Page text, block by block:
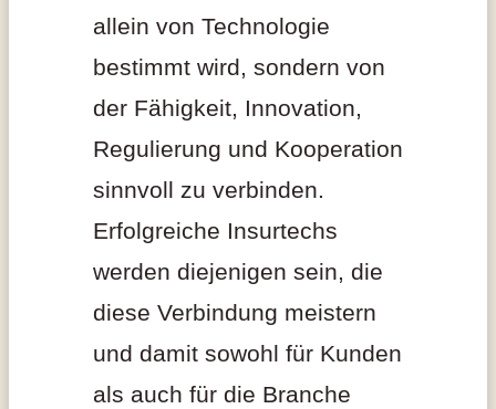
allein von Technologie
bestimmt wird, sondern von
der Fähigkeit, Innovation,
Regulierung und Kooperation
sinnvoll zu verbinden.
Erfolgreiche Insurtechs
werden diejenigen sein, die
diese Verbindung meistern
und damit sowohl für Kunden
als auch für die Branche